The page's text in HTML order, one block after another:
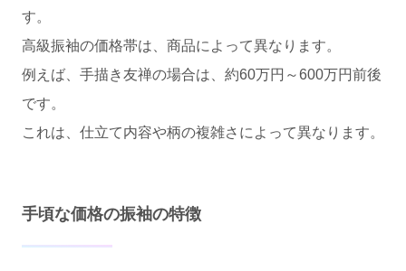
す。
高級振袖の価格帯は、商品によって異なります。
例えば、手描き友禅の場合は、約60万円～600万円前後
です。
これは、仕立て内容や柄の複雑さによって異なります。
手頃な価格の振袖の特徴